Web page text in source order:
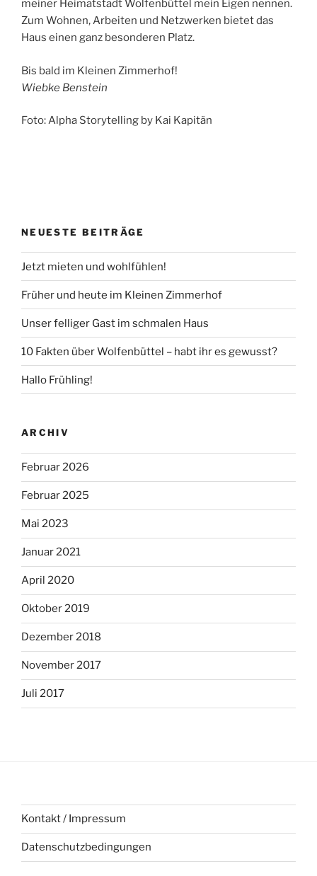
meiner Heimatstadt Wolfenbüttel mein Eigen nennen.
Zum Wohnen, Arbeiten und Netzwerken bietet das
Haus einen ganz besonderen Platz.
Bis bald im Kleinen Zimmerhof!
Wiebke Benstein
Foto: Alpha Storytelling by Kai Kapitän
NEUESTE BEITRÄGE
Jetzt mieten und wohlfühlen!
Früher und heute im Kleinen Zimmerhof
Unser felliger Gast im schmalen Haus
10 Fakten über Wolfenbüttel – habt ihr es gewusst?
Hallo Frühling!
ARCHIV
Februar 2026
Februar 2025
Mai 2023
Januar 2021
April 2020
Oktober 2019
Dezember 2018
November 2017
Juli 2017
Kontakt / Impressum
Datenschutzbedingungen